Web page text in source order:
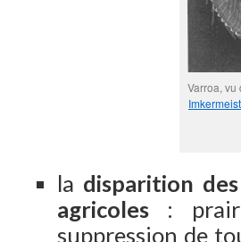
Varroa,
la disparition
agricoles :
suppression de